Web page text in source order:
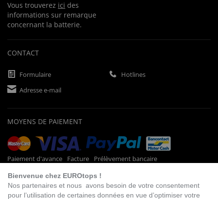
Vous trouverez ici des
informations sur remarque
concernant la batterie.
CONTACT
Formulaire
Hotlines
Adresse e-mail
MOYENS DE PAIEMENT
Paiement d'avance Facture Prélèvement bancaire
Bienvenue chez EUROtops !
Nos partenaires et nous avons besoin de votre consentement
pour l’utilisation de certaines données en vue d’optimiser votre